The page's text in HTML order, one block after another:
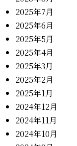
2025年7月
2025年6月
2025年5月
2025年4月
2025年3月
2025年2月
2025年1月
2024年12月
2024年11月
2024年10月